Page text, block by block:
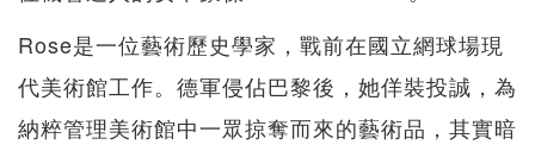
Rose是一位藝術歷史學家，戰前在國立網球場現
代美術館工作。德軍侵佔巴黎後，她佯裝投誠，為
納粹管理美術館中一眾掠奪而來的藝術品，其實暗